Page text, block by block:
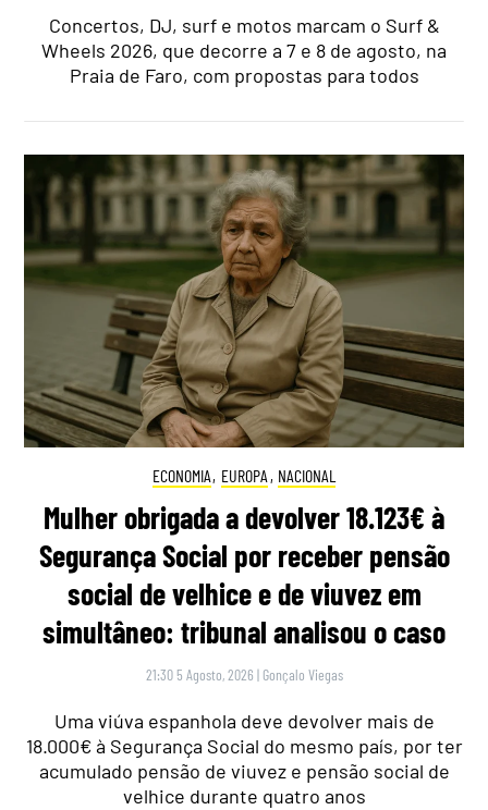
Concertos, DJ, surf e motos marcam o Surf &
Wheels 2026, que decorre a 7 e 8 de agosto, na
Praia de Faro, com propostas para todos
ECONOMIA, EUROPA , NACIONAL
Mulher obrigada a devolver 18.123€ à
Segurança Social por receber pensão
social de velhice e de viuvez em
simultâneo: tribunal analisou o caso
21:30 5 Agosto, 2026 | Gonçalo Viegas
Uma viúva espanhola deve devolver mais de
18.000€ à Segurança Social do mesmo país, por ter
acumulado pensão de viuvez e pensão social de
velhice durante quatro anos